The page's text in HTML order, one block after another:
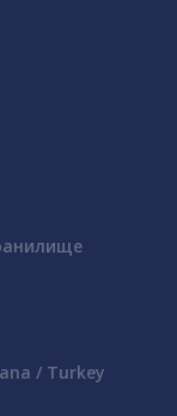
/ Turkey